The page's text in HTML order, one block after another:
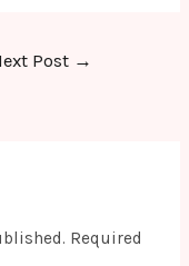
Post →
Required